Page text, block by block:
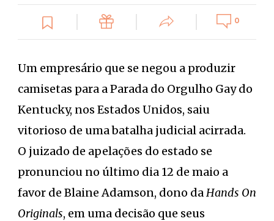
0
Um empresário que se negou a produzir
camisetas para a Parada do Orgulho Gay do
Kentucky, nos Estados Unidos, saiu
vitorioso de uma batalha judicial acirrada.
O juizado de apelações do estado se
pronunciou no último dia 12 de maio a
favor de Blaine Adamson, dono daHands On
Originals, em uma decisão que seus